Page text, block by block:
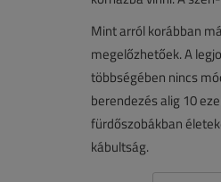
Mint arról korábban
megelőzhetőek. A
többségében nincs
berendezés alig 10
fürdőszobákban
kábultság.